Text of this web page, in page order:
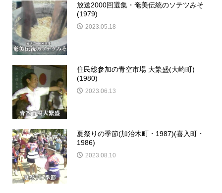
放送2000回選集・奄美伝統のソテツみそ
(1979)
2023.05.18
住民総参加の青空市場 大繁盛(大崎町)
(1980)
2023.06.13
夏祭りの季節(加治木町・1987)(喜入町・
1986)
2023.08.10